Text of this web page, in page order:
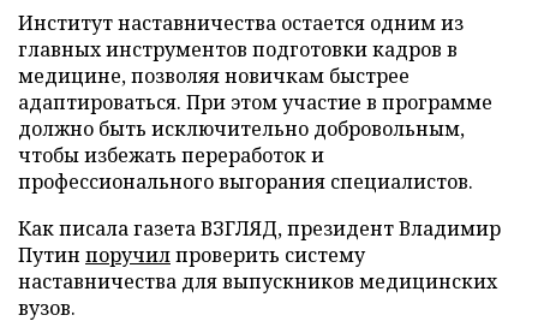
Институт наставничества остается одним из
главных инструментов подготовки кадров в
медицине, позволяя новичкам быстрее
адаптироваться. При этом участие в программе
должно быть исключительно добровольным,
чтобы избежать переработок и
профессионального выгорания специалистов.
Как писала газета ВЗГЛЯД, президент Владимир
Путин поручилпроверить систему
наставничества для выпускников медицинских
вузов.